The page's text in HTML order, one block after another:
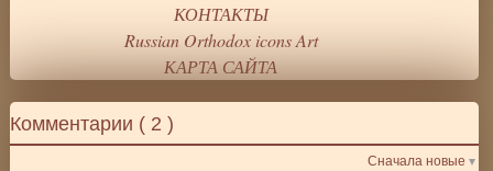
Комментарии ( 2 )
Сначала новые
КОНТАКТЫ
Russian Orthodox icons Art
КАРТА САЙТА